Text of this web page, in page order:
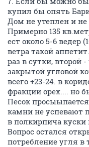
купил бы опять
Дом не утеплен и не
Примерно 135
ест около 5-6 ведер
ветра такой
раз в сутки, второй
закрытой угловой
всего +23-24. в
фракции орех.... но
Песок
камни не успевают
в полкирпича
Вопрос остался
потребление угля